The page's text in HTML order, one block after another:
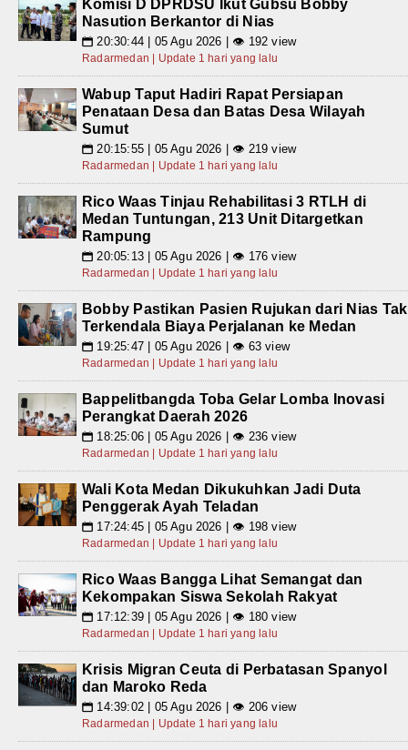
Komisi D DPRDSU Ikut Gubsu Bobby
Nasution Berkantor di Nias
📅 20:30:44 | 05 Agu 2026 | 👁 192 view
Radarmedan | Update 1 hari yang lalu
Wabup Taput Hadiri Rapat Persiapan
Penataan Desa dan Batas Desa Wilayah
Sumut
📅 20:15:55 | 05 Agu 2026 | 👁 219 view
Radarmedan | Update 1 hari yang lalu
Rico Waas Tinjau Rehabilitasi 3 RTLH di
Medan Tuntungan, 213 Unit Ditargetkan
Rampung
📅 20:05:13 | 05 Agu 2026 | 👁 176 view
Radarmedan | Update 1 hari yang lalu
Bobby Pastikan Pasien Rujukan dari Nias Tak
Terkendala Biaya Perjalanan ke Medan
📅 19:25:47 | 05 Agu 2026 | 👁 63 view
Radarmedan | Update 1 hari yang lalu
Bappelitbangda Toba Gelar Lomba Inovasi
Perangkat Daerah 2026
📅 18:25:06 | 05 Agu 2026 | 👁 236 view
Radarmedan | Update 1 hari yang lalu
Wali Kota Medan Dikukuhkan Jadi Duta
Penggerak Ayah Teladan
📅 17:24:45 | 05 Agu 2026 | 👁 198 view
Radarmedan | Update 1 hari yang lalu
Rico Waas Bangga Lihat Semangat dan
Kekompakan Siswa Sekolah Rakyat
📅 17:12:39 | 05 Agu 2026 | 👁 180 view
Radarmedan | Update 1 hari yang lalu
Krisis Migran Ceuta di Perbatasan Spanyol
dan Maroko Reda
📅 14:39:02 | 05 Agu 2026 | 👁 206 view
Radarmedan | Update 1 hari yang lalu